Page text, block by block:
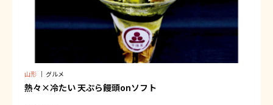
山形 ｜ グルメ
熱々×冷たい 天ぷら饅頭onソフト